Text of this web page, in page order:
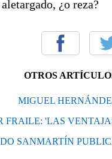
¿o reza?
OTROS
MIGUEL
FRAILE: 'LAS
SANMARTÍN